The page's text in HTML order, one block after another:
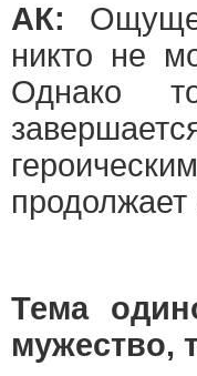
АК:
никто не
Однако
Тема
мужество,